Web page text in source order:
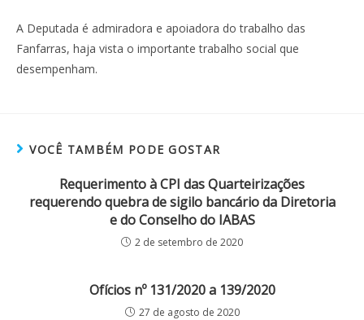
A Deputada é admiradora e apoiadora do trabalho das
Fanfarras, haja vista o importante trabalho social que
desempenham.
VOCÊ TAMBÉM PODE GOSTAR
Requerimento à CPI das Quarteirizações
requerendo quebra de sigilo bancário da Diretoria
e do Conselho do IABAS
2 de setembro de 2020
Ofícios nº 131/2020 a 139/2020
27 de agosto de 2020